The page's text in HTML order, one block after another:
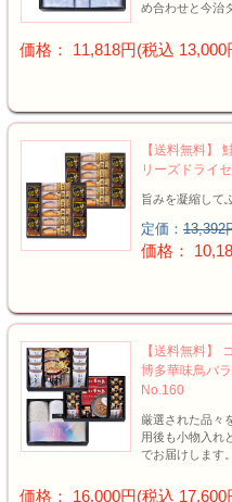
め合わせと今治
価格： 11,818円(税込 13,000
【送料無料
リーズドライ
旨みを凝縮して
定価： 13,392
価格：
【送料無料】
博多華味鳥バ
No.160
厳選された品々
用後も小物入れ
でお届けします。
価格： 16,000円(税込 17,600